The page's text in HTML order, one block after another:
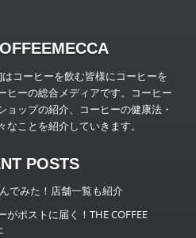
コーヒーを飲む皆様にコーヒーを
ヒーの総合メディアです。コーヒー
ップの紹介、コーヒーの健康法・
ことを紹介していきます。
POSTS
でみた！店舗一覧も紹介
ポストに届く！THE COFFEE